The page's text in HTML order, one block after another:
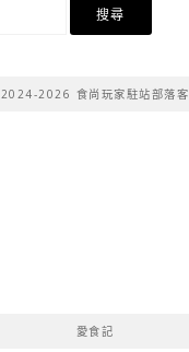
2024-2026 食尚玩家駐站部落客
愛食記